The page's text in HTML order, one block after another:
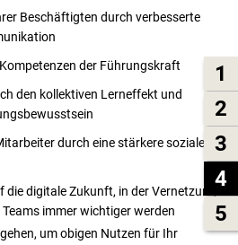
1
2
3
4
5
Beschäftigten durch verbesserte
der Führungskraft
den kollektiven Lerneffekt und
durch eine stärkere soziale
digitale Zukunft, in der Vernetzung
immer wichtiger werden
um obigen Nutzen für Ihr